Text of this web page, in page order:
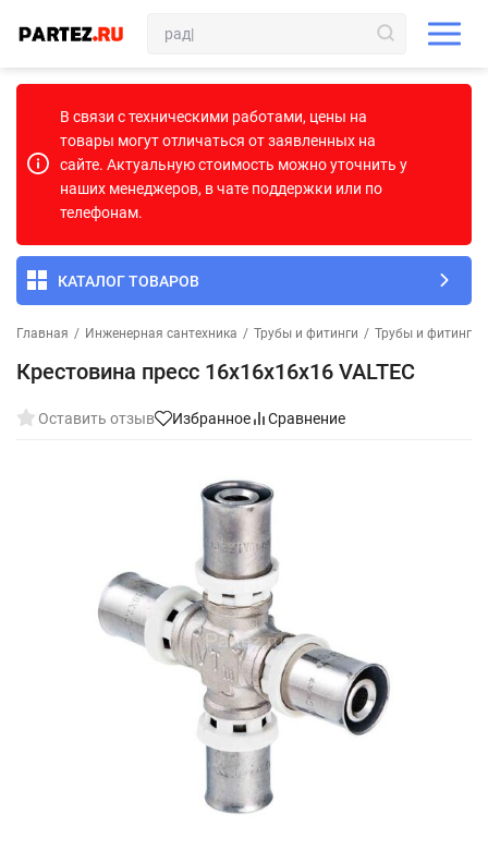
В связи с техническими работами, цены на
товары могут отличаться от заявленных на
сайте. Актуальную стоимость можно уточнить у
наших менеджеров, в чате поддержки или по
телефонам.
КАТАЛОГ ТОВАРОВ
Главная / Инженерная сантехника / Трубы и фитинги / Трубы и фитинги
Крестовина пресс 16х16х16х16 VALTEC
Оставить отзыв Избранное Сравнение